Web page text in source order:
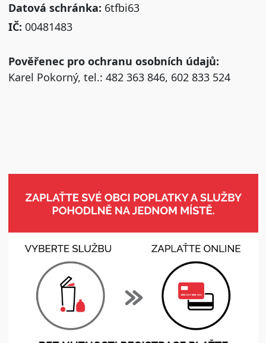
Datová schránka: 6tfbi63
IČ: 00481483
Pověřenec pro ochranu osobních údajů:
Karel Pokorný, tel.: 482 363 846, 602 833 524